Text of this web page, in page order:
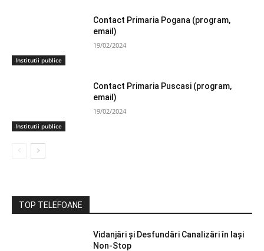
Institutii publice
Contact Primaria Pogana (program,
email)
19/02/2024
Institutii publice
Contact Primaria Puscasi (program,
email)
19/02/2024
TOP TELEFOANE
Vidanjări și Desfundări Canalizări în Iași
Non-Stop